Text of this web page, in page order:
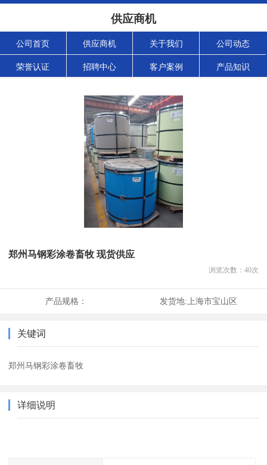
供应商机
公司首页 供应商机 关于我们 公司动态
荣誉认证 招聘中心 客户案例 产品知识
郑州马钢彩涂卷畜牧 现货供应
浏览次数： 40次
产品规格： 发货地: 上海市宝山区
关键词
郑州马钢彩涂卷畜牧
详细说明